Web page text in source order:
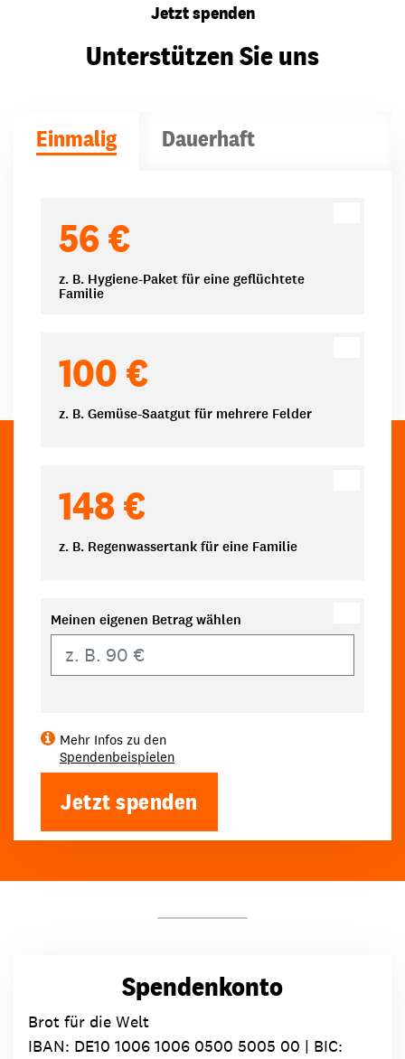
Jetzt spenden
Unterstützen Sie uns
Einmalig Dauerhaft
56 €
z. B. Hygiene-Paket für eine geflüchtete
Familie
100 €
z. B. Gemüse-Saatgut für mehrere Felder
148 €
z. B. Regenwassertank für eine Familie
Meinen eigenen Betrag wählen
Mehr Infos zu den
Spendenbeispielen
Jetzt spenden
Spendenkonto
Brot für die Welt
IBAN: DE10 1006 1006 0500 5005 00 | BIC: